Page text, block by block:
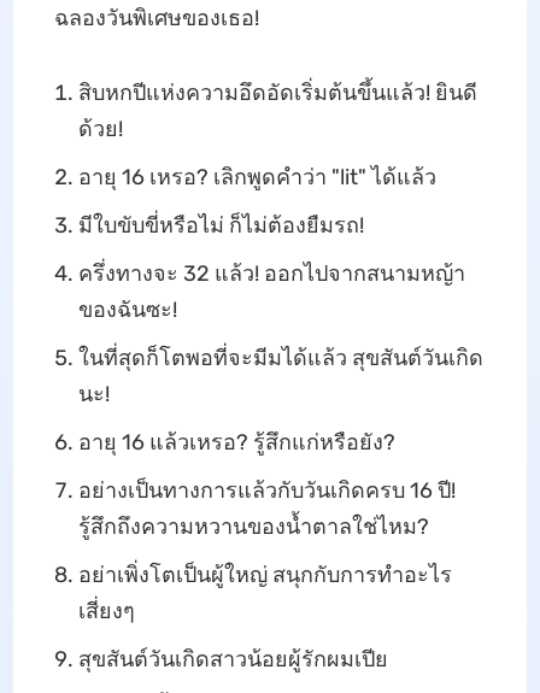
ฉลองวันพิเศษของเธอ!
สิบหกปีแห่งความอึดอัดเริ่มต้นขึ้นแล้ว! ยินดี
ด้วย!
อายุ 16 เหรอ? เลิกพูดคำว่า "lit" ได้แล้ว
มีใบขับขี่หรือไม่ ก็ไม่ต้องยืมรถ!
ครึ่งทางจะ 32 แล้ว! ออกไปจากสนามหญ้า
ของฉันซะ!
ในที่สุดก็โตพอที่จะมีมได้แล้ว สุขสันต์วันเกิด
นะ!
อายุ 16 แล้วเหรอ? รู้สึกแก่หรือยัง?
อย่างเป็นทางการแล้วกับวันเกิดครบ 16 ปี!
รู้สึกถึงความหวานของน้ำตาลใช่ไหม?
อย่าเพิ่งโตเป็นผู้ใหญ่ สนุกกับการทำอะไร
เสี่ยงๆ
สุขสันต์วันเกิดสาวน้อยผู้รักผมเปีย